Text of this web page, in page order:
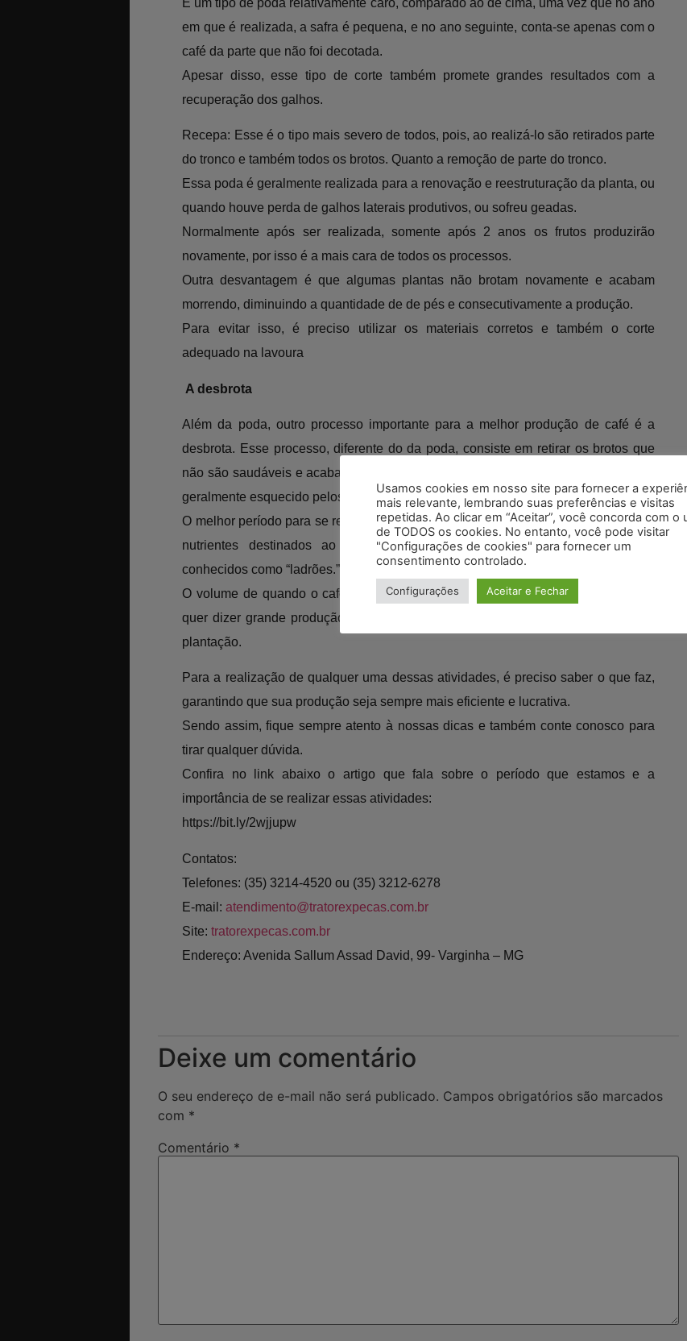
em que é realizada, a safra é pequena, e no ano seguinte, conta-se apenas com o
café da parte que não foi decotada.
Apesar disso, esse tipo de corte também promete grandes resultados com a
recuperação dos galhos.
Recepa: Esse é o tipo mais severo de todos, pois, ao realizá-lo são retirados parte
do tronco e também todos os brotos. Quanto a remoção de parte do tronco.
Essa poda é geralmente realizada para a renovação e reestruturação da planta, ou
quando houve perda de galhos laterais produtivos, ou sofreu geadas.
Normalmente após ser realizada, somente após 2 anos os frutos produzirão
novamente, por isso é a mais cara de todos os processos.
Outra desvantagem é que algumas plantas não brotam novamente e acabam
morrendo, diminuindo a quantidade de de pés e consecutivamente a produção.
Para evitar isso, é preciso utilizar os materiais corretos e também o corte
adequado na lavoura
A desbrota
Além da poda, outro processo importante para a melhor produção de café é a
desbrota. Esse processo, diferente do da poda, consiste em retirar os brotos que
não são saudáveis e acabam “roubando” adubo e espaço dos que vão produzir, é
geralmente esquecido pelos produtores e a médio prazo traz grandes prejuízos.
O melhor período para se realizar é após a colheita do café, evitando que todos os
nutrientes destinados ao pé de café não sejam “roubados” pelos brotos
conhecidos como “ladrões.”
O volume de quando o café não está desbrotado até impressiona, mas isso não
quer dizer grande produção de frutos, pelo contrário, é sinal de fraqueza na sua
plantação.
Para a realização de qualquer uma dessas atividades, é preciso saber o que faz,
garantindo que sua produção seja sempre mais eficiente e lucrativa.
Sendo assim, fique sempre atento à nossas dicas e também conte conosco para
tirar qualquer dúvida.
Confira no link abaixo o artigo que fala sobre o período que estamos e a
importância de se realizar essas atividades:
https://bit.ly/2wjjupw
Contatos:
Telefones: (35) 3214-4520 ou (35) 3212-6278
E-mail:atendimento@tratorexpecas.com.br
Site:tratorexpecas.com.br
Endereço: Avenida Sallum Assad David, 99- Varginha – MG
Deixe um comentário
O seu endereço de e-mail não será publicado. Campos obrigatórios são marcados
com *
Comentário *
Usamos cookies em nosso site para fornecer a
mais relevante, lembrando suas preferências e visitas
repetidas. Ao clicar em “Aceitar”, você concorda com o
de TODOS os cookies. No entanto, você pode visitar
"Configurações de cookies" para fornecer um
consentimento controlado.
Configurações Aceitar e Fechar